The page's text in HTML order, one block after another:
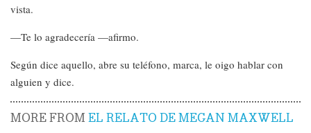
vista.
—Te lo agradecería —afirmo.
Según dice aquello, abre su teléfono, marca, le oigo hablar con
alguien y dice.
MORE FROMEL RELATO DE MEGAN MAXWELL